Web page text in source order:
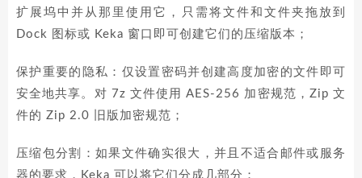
扩展坞中并从那里使用它，只需将文件和文件夹拖放到
Dock 图标或 Keka 窗口即可创建它们的压缩版本；
保护重要的隐私：仅设置密码并创建高度加密的文件即可
安全地共享。对 7z 文件使用 AES-256 加密规范，Zip 文
件的 Zip 2.0 旧版加密规范；
压缩包分割：如果文件确实很大，并且不适合邮件或服务
器的要求，Keka 可以将它们分成几部分；